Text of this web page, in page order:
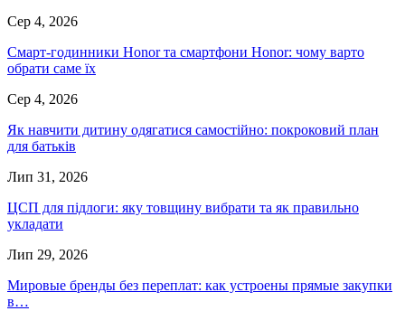
Сер 4, 2026
Смарт-годинники Honor та смартфони Honor: чому варто
обрати саме їх
Сер 4, 2026
Як навчити дитину одягатися самостійно: покроковий план
для батьків
Лип 31, 2026
ЦСП для підлоги: яку товщину вибрати та як правильно
укладати
Лип 29, 2026
Мировые бренды без переплат: как устроены прямые закупки
в…